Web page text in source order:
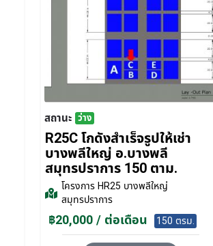
สถานะ ว่าง
R25C โกดังสำเร็จรูปให้เช่า
บางพลีใหญ่ อ.บางพลี
สมุทรปราการ 150 ตาม.
โครงการHR25 บางพลีใหญ่
สมุทรปราการ
฿20,000 / ต่อเดือน 150 ตรม.